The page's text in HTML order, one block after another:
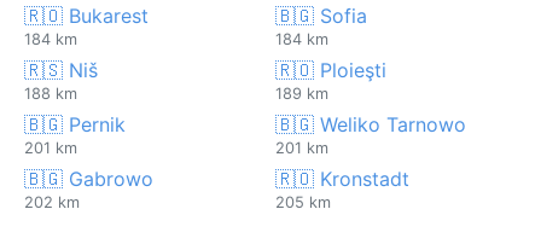
🇷🇴 Bukarest
184 km
🇧🇬 Sofia
184 km
🇷🇸 Niš
188 km
🇷🇴 Ploieşti
189 km
🇧🇬 Pernik
201 km
🇧🇬 Weliko Tarnowo
201 km
🇧🇬 Gabrowo
202 km
🇷🇴 Kronstadt
205 km